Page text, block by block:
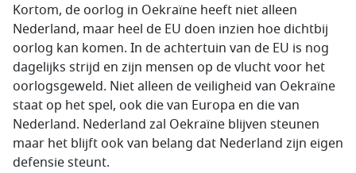
Kortom, de oorlog in Oekraïne heeft niet alleen
Nederland, maar heel de EU doen inzien hoe dichtbij
oorlog kan komen. In de achtertuin van de EU is nog
dagelijks strijd en zijn mensen op de vlucht voor het
oorlogsgeweld. Niet alleen de veiligheid van Oekraïne
staat op het spel, ook die van Europa en die van
Nederland. Nederland zal Oekraïne blijven steunen
maar het blijft ook van belang dat Nederland zijn eigen
defensie steunt.